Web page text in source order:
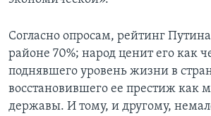
Согласно опросам, рейтинг Путина
районе 70%; народ ценит его как
поднявшего уровень жизни в
восстановившего ее престиж как
державы. И тому, и другому,